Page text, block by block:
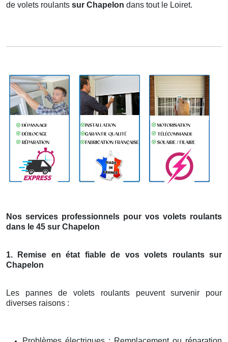
de volets roulants sur Chapelon dans tout le Loiret.
Nos services professionnels pour vos volets roulants
dans le 45 sur Chapelon
1. Remise en état fiable de vos volets roulants sur
Chapelon
Les pannes de volets roulants peuvent survenir pour
diverses raisons :